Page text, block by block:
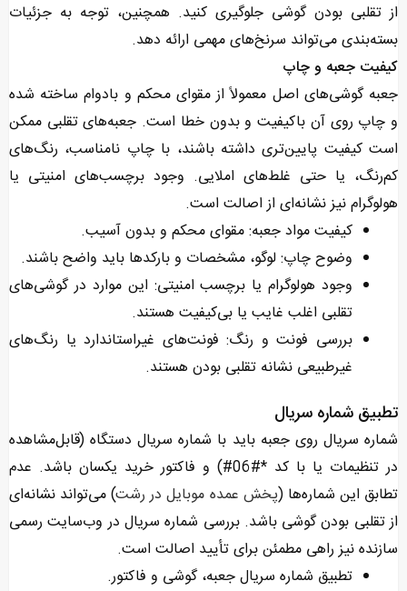
از تقلبی بودن گوشی جلوگیری کنید. همچنین، توجه به جزئیات
بسته‌بندی می‌تواند سرنخ‌های مهمی ارائه دهد.
کیفیت جعبه و چاپ
جعبه گوشی‌های اصل معمولاً از مقوای محکم و بادوام ساخته شده
و چاپ روی آن باکیفیت و بدون خطا است. جعبه‌های تقلبی ممکن
است کیفیت پایین‌تری داشته باشند، با چاپ نامناسب، رنگ‌های
کم‌رنگ، یا حتی غلط‌های املایی. وجود برچسب‌های امنیتی یا
هولوگرام نیز نشانه‌ای از اصالت است.
کیفیت مواد جعبه: مقوای محکم و بدون آسیب.
وضوح چاپ: لوگو، مشخصات و بارکدها باید واضح باشند.
وجود هولوگرام یا برچسب امنیتی: این موارد در گوشی‌های
تقلبی اغلب غایب یا بی‌کیفیت هستند.
بررسی فونت و رنگ: فونت‌های غیراستاندارد یا رنگ‌های
غیرطبیعی نشانه تقلبی بودن هستند.
تطبیق شماره سریال
شماره سریال روی جعبه باید با شماره سریال دستگاه (قابل‌مشاهده
در تنظیمات یا با کد *#06#) و فاکتور خرید یکسان باشد. عدم
تطابق این شماره‌ها (پخش عمده موبایل در رشت) می‌تواند نشانه‌ای
از تقلبی بودن گوشی باشد. بررسی شماره سریال در وب‌سایت رسمی
سازنده نیز راهی مطمئن برای تأیید اصالت است.
تطبیق شماره سریال جعبه، گوشی و فاکتور.